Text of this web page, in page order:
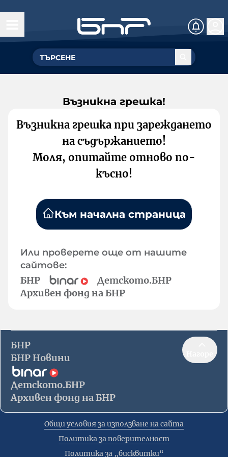
Възникна грешка!
Възникна грешка при зареждането
на съдържанието!
Моля, опитайте отново по-
късно!
Към начална страница
Или проверете още от нашите
сайтове:
БНР
Детското.БНР
Архивен фонд на БНР
БНР
БНР Новини
Детското.БНР
Архивен фонд на БНР
Общи условия за използване на сайта
Политика за поверителност
Политика за „бисквитки“